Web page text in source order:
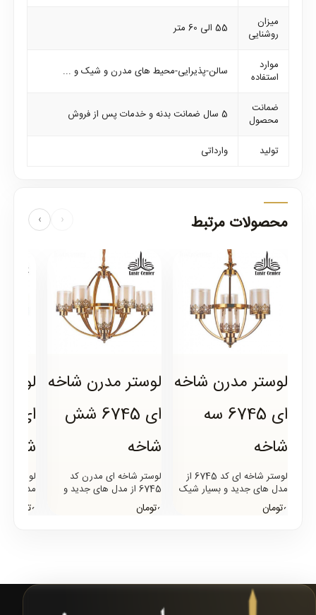
میزان
روشنایی
55 الی 60 متر
موارد
استفاده
سالن-پذیرایی-محیط های مدرن و شیک و ...
ضمانت
محصول
5 سال ضمانت بدنه و خدمات پس از فروش
تولید وارداتی
محصولات مرتبط ‹
›
لوستر مدرن شاخه
ای 6745 سه
شاخه
لوستر شاخه ای کد 6745 از
مدل های جدید و بسیار شیک
لوسترهای مدرن شاخه ای
است که از تنوع بسیار بالایی..0تومان
لوستر مدرن شاخه
ای 6745 شش
شاخه
لوستر شاخه ای مدرن کد
6745 از مدل های جدید و
بسیار شیک لوسترهای مدرن
شاخه ای است که از تنوع بسیار0تومان
شاخه
مدل
است که0تومان